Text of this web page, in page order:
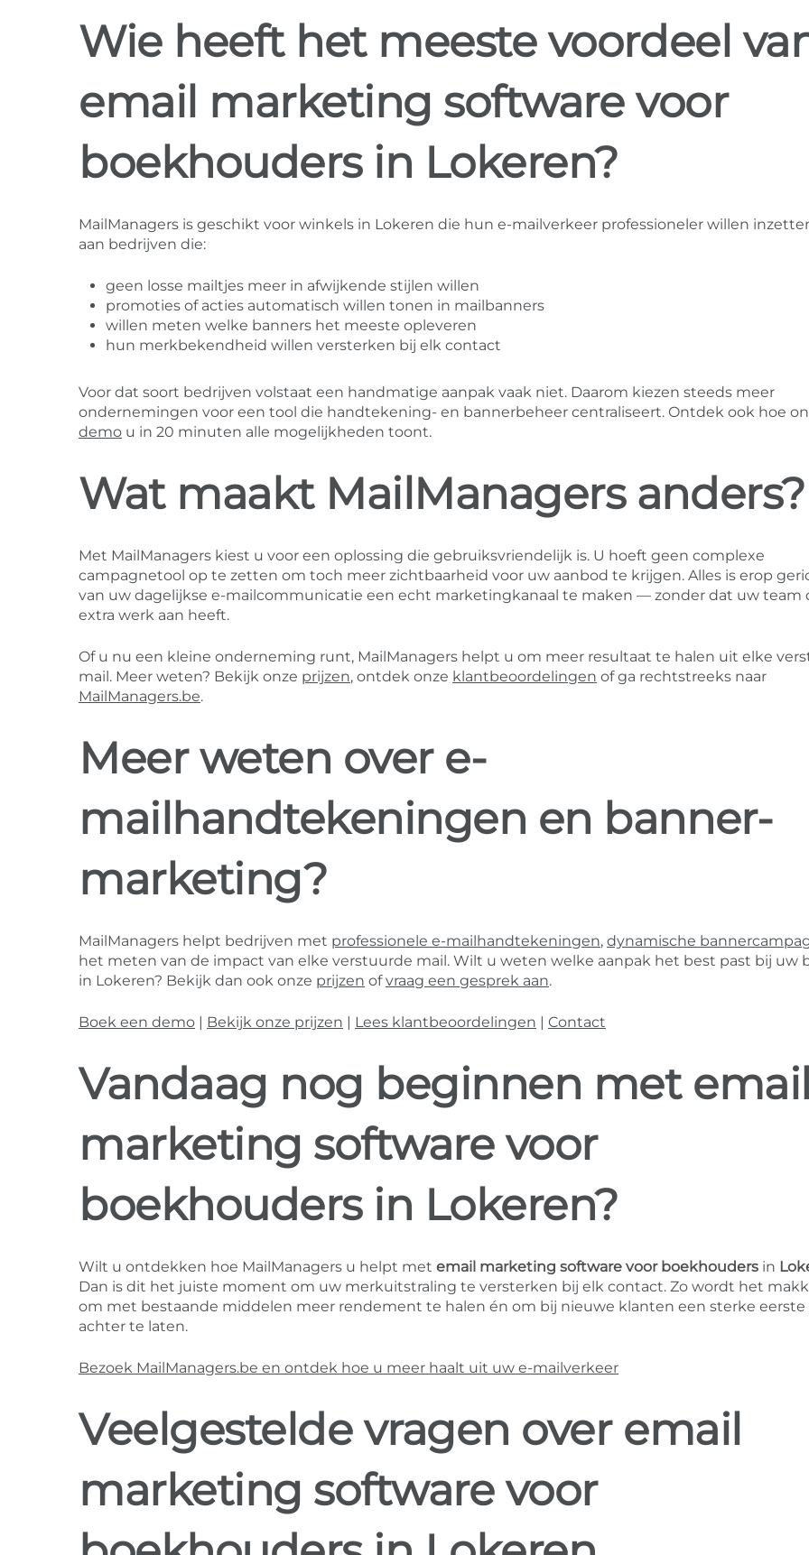
Wie heeft het meeste voordeel
email marketing software voor
boekhouders in Lokeren?
MailManagers is geschikt voor winkels in Lokeren die hun e-mailverkeer professioneler willen
aan bedrijven die:
geen losse mailtjes meer in afwijkende stijlen willen
promoties of acties automatisch willen tonen in mailbanners
willen meten welke banners het meeste opleveren
hun merkbekendheid willen versterken bij elk contact
Voor dat soort bedrijven volstaat een handmatige aanpak vaak niet. Daarom kiezen steeds meer
ondernemingen voor een tool die handtekening- en bannerbeheer centraliseert. Ontdek ook hoe
demo u in 20 minuten alle mogelijkheden toont.
Wat maakt MailManagers anders?
Met MailManagers kiest u voor een oplossing die gebruiksvriendelijk is. U hoeft geen complexe
campagnetool op te zetten om toch meer zichtbaarheid voor uw aanbod te krijgen. Alles is erop
van uw dagelijkse e-mailcommunicatie een echt marketingkanaal te maken — zonder dat uw team
extra werk aan heeft.
Of u nu een kleine onderneming runt, MailManagers helpt u om meer resultaat te halen uit elke
mail. Meer weten? Bekijk onze prijzen, ontdek onze klantbeoordelingen of ga rechtstreeks naar
MailManagers.be.
Meer weten over e-
mailhandtekeningen en banner-
marketing?
MailManagers helpt bedrijven met professionele e-mailhandtekeningen, dynamische
het meten van de impact van elke verstuurde mail. Wilt u weten welke aanpak het best past bij uw
in Lokeren? Bekijk dan ook onze prijzen ofvraag een gesprek aan.
Boek een demo Bekijk onze prijzen Lees klantbeoordelingen Contact
Vandaag nog beginnen met email
marketing software voor
boekhouders in Lokeren?
Wilt u ontdekken hoe MailManagers u helpt met email marketing software voor boekhouders in
Dan is dit het juiste moment om uw merkuitstraling te versterken bij elk contact. Zo wordt het
om met bestaande middelen meer rendement te halen én om bij nieuwe klanten een sterke
achter te laten.
Bezoek MailManagers.be en ontdek hoe u meer haalt uit uw e-mailverkeer
Veelgestelde vragen over email
marketing software voor